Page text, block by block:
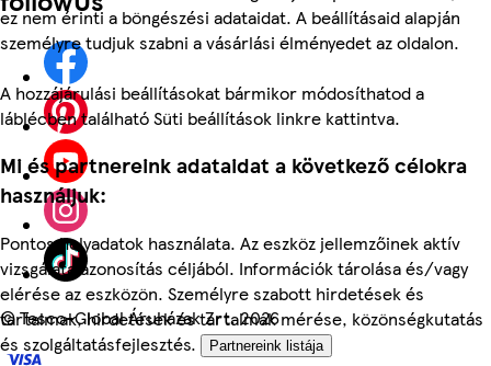
ez nem érinti a böngészési adataidat. A beállításaid alapján
személyre tudjuk szabni a vásárlási élményedet az oldalon.
A hozzájárulási beállításokat bármikor módosíthatod a
láblécben található Süti beállítások linkre kattintva.
Mi és partnereink adataidat a következő célokra
használjuk:
Pontos helyadatok használata. Az eszköz jellemzőinek aktív
vizsgálata azonosítás céljából. Információk tárolása és/vagy
elérése az eszközön. Személyre szabott hirdetések és
tartalmak, hirdetések és tartalmak mérése, közönségkutatás
és szolgáltatásfejlesztés.
Partnereink listája
©Tesco-Global Áruházak Zrt. 2026